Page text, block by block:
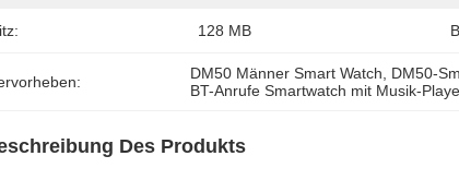
128 MB
DM50 Männer Smart Watch DM50-
BT-Anrufe Smartwatch mit Musik-
Des Produkts